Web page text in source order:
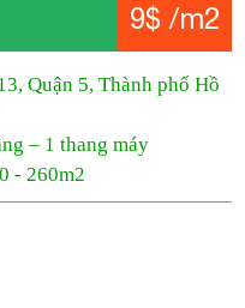
9$ /m2
Quận 5, Thành phố Hồ
– 1 thang máy
- 260m2